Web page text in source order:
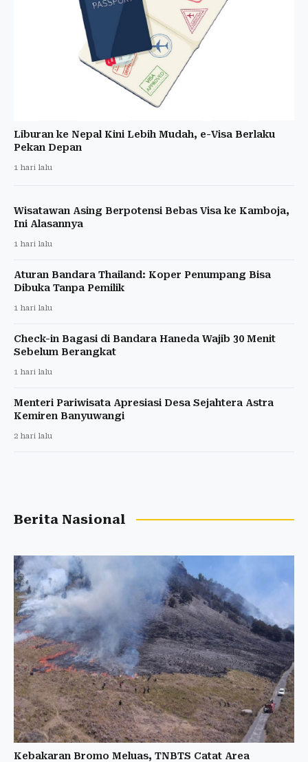
Liburan ke Nepal Kini Lebih Mudah, e-Visa Berlaku
Pekan Depan
1 hari lalu
Wisatawan Asing Berpotensi Bebas Visa ke Kamboja,
Ini Alasannya
1 hari lalu
Aturan Bandara Thailand: Koper Penumpang Bisa
Dibuka Tanpa Pemilik
1 hari lalu
Check-in Bagasi di Bandara Haneda Wajib 30 Menit
Sebelum Berangkat
1 hari lalu
Menteri Pariwisata Apresiasi Desa Sejahtera Astra
Kemiren Banyuwangi
2 hari lalu
Berita Nasional
Kebakaran Bromo Meluas, TNBTS Catat Area